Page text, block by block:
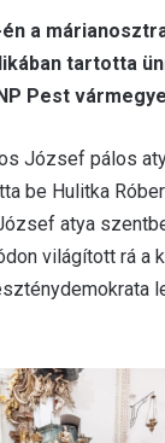
a
tartotta
Pest
József pálos
be Hulitka
atya
világított rá a